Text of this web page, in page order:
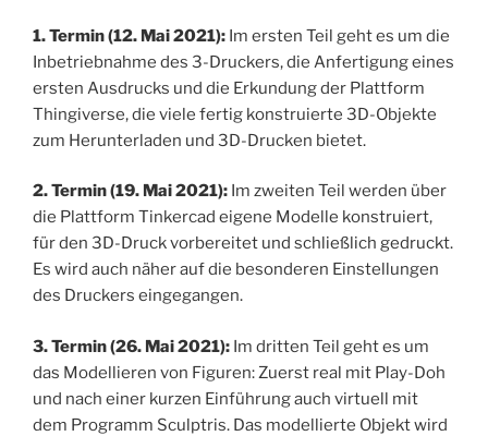
1. Termin (12. Mai 2021): Im ersten Teil geht es um die
Inbetriebnahme des 3-Druckers, die Anfertigung eines
ersten Ausdrucks und die Erkundung der Plattform
Thingiverse, die viele fertig konstruierte 3D-Objekte
zum Herunterladen und 3D-Drucken bietet.
2. Termin (19. Mai 2021): Im zweiten Teil werden über
die Plattform Tinkercad eigene Modelle konstruiert,
für den 3D-Druck vorbereitet und schließlich gedruckt.
Es wird auch näher auf die besonderen Einstellungen
des Druckers eingegangen.
3. Termin (26. Mai 2021): Im dritten Teil geht es um
das Modellieren von Figuren: Zuerst real mit Play-Doh
und nach einer kurzen Einführung auch virtuell mit
dem Programm Sculptris. Das modellierte Objekt wird